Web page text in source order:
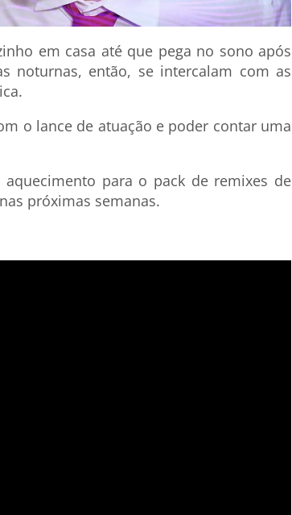
em casa até que pega no sono após
noturnas, então, se intercalam com as
o lance de atuação e poder contar uma
para o pack de remixes de
próximas semanas.